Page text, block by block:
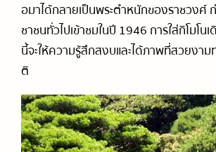
อมาได้กลายเป็นพระตำหนักของราชวงศ์ ก่
ชาชนทั่วไปเข้าชมในปี 1946 การใส่กิโมโน
นี้จะให้ความรู้สึกสงบและได้ภาพที่สวยงา
ติ